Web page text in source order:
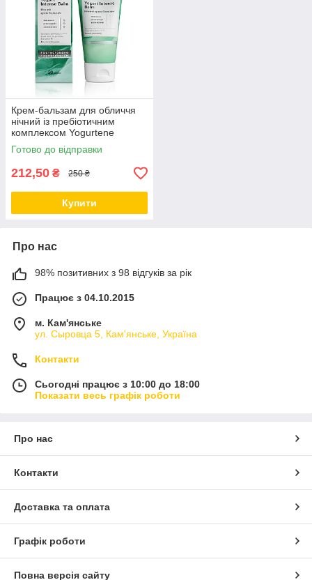
Крем-бальзам для обличчя
нічний із пребіотичним
комплексом Yogurtene
Balance 50 мл
Готово до відправки
212,50 ₴ 250 ₴
Купити
Про нас
98% позитивних з 98 відгуків за рік
Працює з 04.10.2015
м. Кам'янське
ул. Сыровца 5, Кам'янське, Україна
Контакти
Сьогодні працює з 10:00 до 18:00
Показати весь графік роботи
Про нас
Контакти
Доставка та оплата
Графік роботи
Повна версія сайту